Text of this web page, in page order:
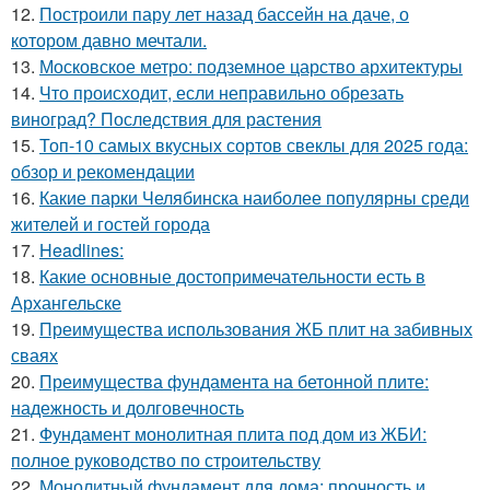
12. Построили пару лет назад бассейн на даче, о
котором давно мечтали.
13. Московское метро: подземное царство архитектуры
14. Что происходит, если неправильно обрезать
виноград? Последствия для растения
15. Топ-10 самых вкусных сортов свеклы для 2025 года:
обзор и рекомендации
16. Какие парки Челябинска наиболее популярны среди
жителей и гостей города
17. Headlines:
18. Какие основные достопримечательности есть в
Архангельске
19. Преимущества использования ЖБ плит на забивных
сваях
20. Преимущества фундамента на бетонной плите:
надежность и долговечность
21. Фундамент монолитная плита под дом из ЖБИ:
полное руководство по строительству